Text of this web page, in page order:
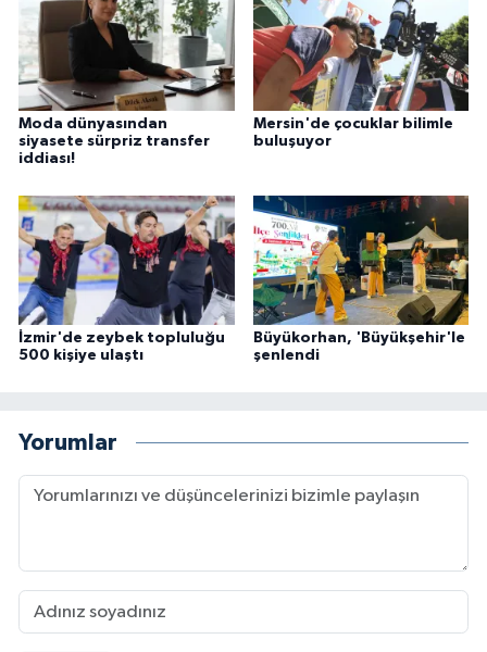
Moda dünyasından
siyasete sürpriz transfer
iddiası!
Mersin'de çocuklar bilimle
buluşuyor
İzmir'de zeybek topluluğu
500 kişiye ulaştı
Büyükorhan, 'Büyükşehir'le
şenlendi
Yorumlar